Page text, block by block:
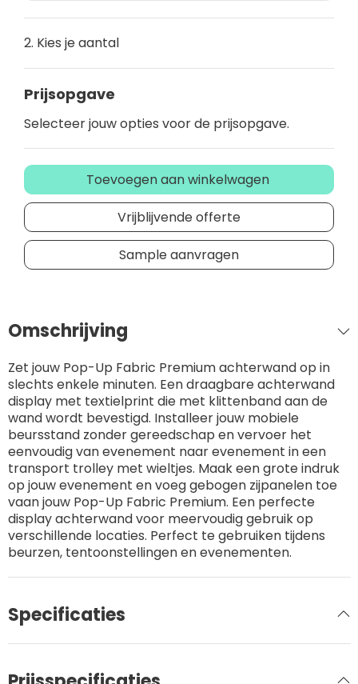
2. Kies je aantal
Prijsopgave
Selecteer jouw opties voor de prijsopgave.
Toevoegen aan winkelwagen
Vrijblijvende offerte
Sample aanvragen
Omschrijving
Zet jouw Pop-Up Fabric Premium achterwand op in
slechts enkele minuten. Een draagbare achterwand
display met textielprint die met klittenband aan de
wand wordt bevestigd. Installeer jouw mobiele
beursstand zonder gereedschap en vervoer het
eenvoudig van evenement naar evenement in een
transport trolley met wieltjes. Maak een grote indruk
op jouw evenement en voeg gebogen zijpanelen toe
vaan jouw Pop-Up Fabric Premium. Een perfecte
display achterwand voor meervoudig gebruik op
verschillende locaties. Perfect te gebruiken tijdens
beurzen, tentoonstellingen en evenementen.
Specificaties